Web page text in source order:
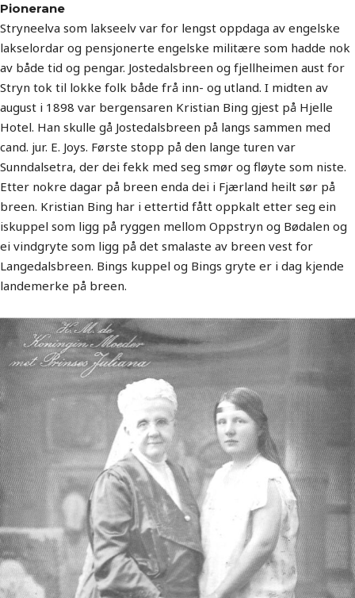
Pionerane
Stryneelva som lakseelv var for lengst oppdaga av engelske
lakselordar og pensjonerte engelske militære som hadde nok
av både tid og pengar. Jostedalsbreen og fjellheimen aust for
Stryn tok til lokke folk både frå inn- og utland. I midten av
august i 1898 var bergensaren Kristian Bing gjest på Hjelle
Hotel. Han skulle gå Jostedalsbreen på langs sammen med
cand. jur. E. Joys. Første stopp på den lange turen var
Sunndalsetra, der dei fekk med seg smør og fløyte som niste.
Etter nokre dagar på breen enda dei i Fjærland heilt sør på
breen. Kristian Bing har i ettertid fått oppkalt etter seg ein
iskuppel som ligg på ryggen mellom Oppstryn og Bødalen og
ei vindgryte som ligg på det smalaste av breen vest for
Langedalsbreen. Bings kuppel og Bings gryte er i dag kjende
landemerke på breen.